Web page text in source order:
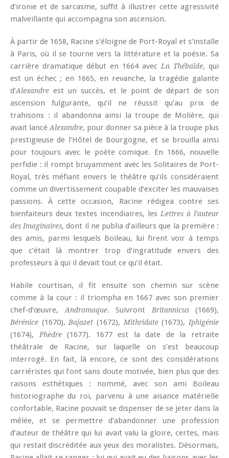
d’ironie et de sarcasme, suffit à illustrer cette agressivité
malveillante qui accompagna son ascension.
À partir de 1658, Racine s’éloigne de Port-Royal et s’installe
à Paris, où il se tourne vers la littérature et la poésie. Sa
carrière dramatique début en 1664 avec La Thébaïde, qui
est un échec ; en 1665, en revanche, la tragédie galante
d’Alexandre est un succès, et le point de départ de son
ascension fulgurante, qu’il ne réussit qu’au prix de
trahisons : il abandonna ainsi la troupe de Molière, qui
avait lancéAlexandre, pour donner sa pièce à la troupe plus
prestigieuse de l’Hôtel de Bourgogne, et se brouilla ainsi
pour toujours avec le poète comique. En 1666, nouvelle
perfidie : il rompt bruyamment avec les Solitaires de Port-
Royal, très méfiant envers le théâtre qu’ils considéraient
comme un divertissement coupable d’exciter les mauvaises
passions. À cette occasion, Racine rédigea contre ses
bienfaiteurs deux textes incendiaires, les Lettres à l’auteur
des Imaginaires, dont il ne publia d’ailleurs que la première :
des amis, parmi lesquels Boileau, lui firent voir à temps
que c’était là montrer trop d’ingratitude envers des
professeurs à qui il devait tout ce qu’il était.
Habile courtisan, il fit ensuite son chemin sur scène
comme à la cour : il triompha en 1667 avec son premier
chef-d’œuvre,Andromaque. SuivrontBritannicus(1669),
Bérénice (1670),Bajazet(1672), Mithridate(1673),Iphigénie
(1674), Phèdre(1677). 1677 est la date de la retraite
théâtrale de Racine, sur laquelle on s’est beaucoup
interrogé. En fait, là encore, ce sont des considérations
carriéristes qui l’ont sans doute motivée, bien plus que des
raisons esthétiques : nommé, avec son ami Boileau
historiographe du roi, parvenu à une aisance matérielle
confortable, Racine pouvait se dispenser de se jeter dans la
mêlée, et se permettre d’abandonner une profession
d’auteur de théâtre qui lui avait valu la gloire, certes, mais
qui restait discréditée aux yeux des moralistes. Désormais,